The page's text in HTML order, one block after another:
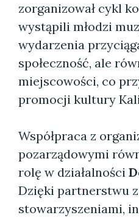
zorganizował cykl
wystąpili młodzi
wydarzenia
społeczność, ale
miejscowości, co
promocji kultury
Współpraca z
pozarządowymi
rolę w działalności
Dzięki partnerstwu
stowarzyszeniami,